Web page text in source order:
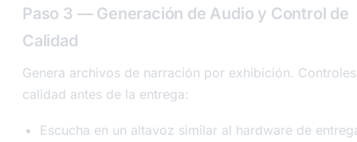
Paso 3 — Generación de Audio y Control de
Calidad
Genera archivos de narración por exhibición.
calidad antes de la entrega:
Escucha en un altavoz similar al hardware de